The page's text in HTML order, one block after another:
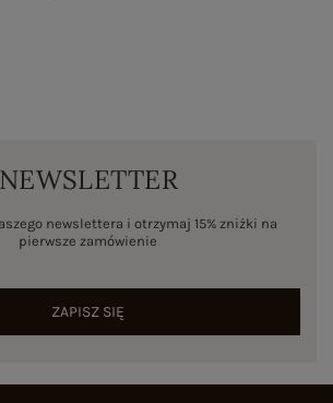
NEWSLETTER
newslettera i otrzymaj 15% zniżki na
pierwsze zamówienie
ZAPISZ SIĘ